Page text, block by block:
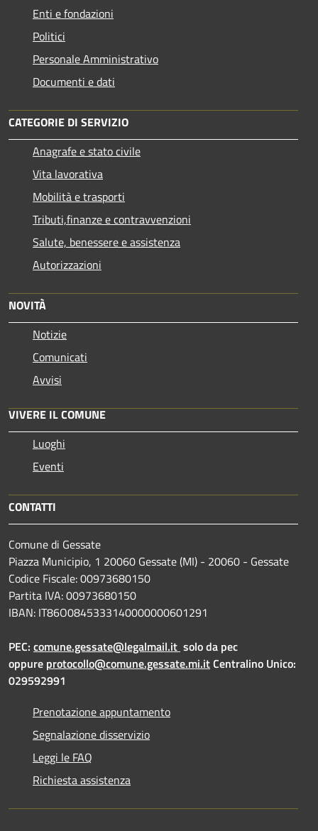
Enti e fondazioni
Politici
Personale Amministrativo
Documenti e dati
CATEGORIE DI SERVIZIO
Anagrafe e stato civile
Vita lavorativa
Mobilità e trasporti
Tributi,finanze e contravvenzioni
Salute, benessere e assistenza
Autorizzazioni
NOVITÀ
Notizie
Comunicati
Avvisi
VIVERE IL COMUNE
Luoghi
Eventi
CONTATTI
Comune di Gessate
Piazza Municipio, 1 20060 Gessate (MI) - 20060 - Gessate
Codice Fiscale: 00973680150
Partita IVA: 00973680150
IBAN: IT86O0845333140000000601291
PEC: comune.gessate@legalmail.it solo da pec
oppure protocollo@comune.gessate.mi.itCentralino Unico:
029592991
Prenotazione appuntamento
Segnalazione disservizio
Leggi le FAQ
Richiesta assistenza